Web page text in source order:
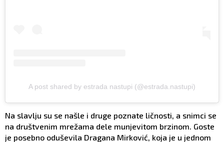
A post shared by estrada nastupi (@estrada.nastupi)
Na slavlju su se našle i druge poznate ličnosti, a snimci se
na društvenim mrežama dele munjevitom brzinom. Goste
je posebno oduševila Dragana Mirković, koja je u jednom